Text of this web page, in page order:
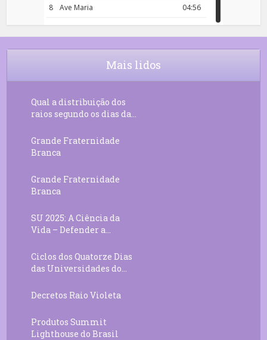
8
04:56
Ave Maria
9
18:00
Rosário da Criança
10
04:43
Decreto 50.03 – Diante da Vossa
Mais lidos
Qual a distribuição dos
raios segundo os dias da...
Grande Fraternidade
Branca
Grande Fraternidade
Branca
SU 2025: A Ciência da
Vida – Defender a...
Ciclos dos Quatorze Dias
das Universidades do...
Decretos Raio Violeta
Produtos Summit
Lighthouse do Brasil